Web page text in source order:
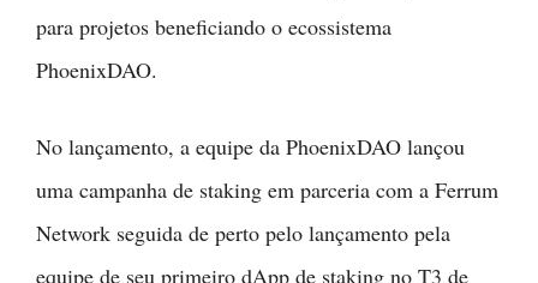
para projetos beneficiando o ecossistema
PhoenixDAO.
No lançamento, a equipe da PhoenixDAO lançou
uma campanha de staking em parceria com a Ferrum
Network seguida de perto pelo lançamento pela
equipe de seu primeiro dApp de staking no T3 de